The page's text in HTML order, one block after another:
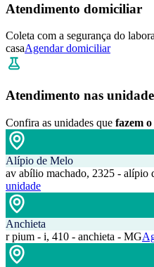
Atendimento domiciliar
Coleta com a segurança do
casaAgendar domiciliar
Atendimento nas
Confira as unidades que fazem
Alípio de Melo
av abílio machado, 2325 - alípio
unidade
Anchieta
r pium - i, 410 - anchieta - MG